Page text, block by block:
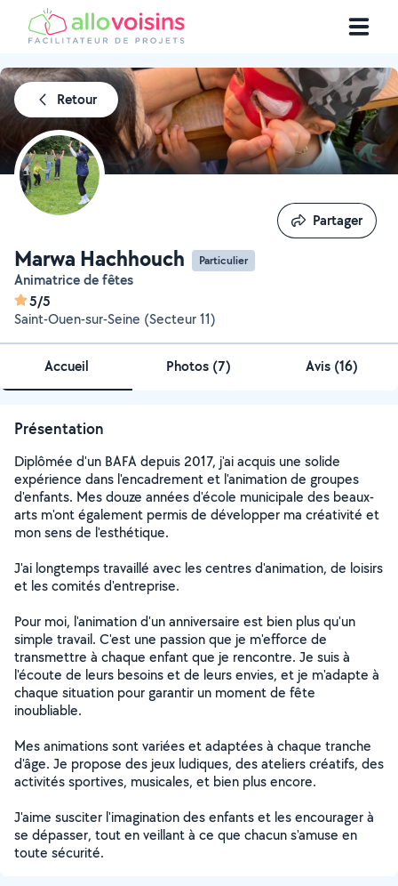
Retour
Marwa Hachhouch Particulier
Animatrice de fêtes
5/5
Saint-Ouen-sur-Seine (Secteur 11)
Partager
Partager
Accueil Photos (7) Avis (16)
Présentation
Diplômée d'un BAFA depuis 2017, j'ai acquis une solide
expérience dans l'encadrement et l'animation de groupes
d'enfants. Mes douze années d'école municipale des beaux-
arts m'ont également permis de développer ma créativité et
mon sens de l'esthétique.
J'ai longtemps travaillé avec les centres d'animation, de loisirs
et les comités d'entreprise.
Pour moi, l'animation d'un anniversaire est bien plus qu'un
simple travail. C'est une passion que je m'efforce de
transmettre à chaque enfant que je rencontre. Je suis à
l'écoute de leurs besoins et de leurs envies, et je m'adapte à
chaque situation pour garantir un moment de fête
inoubliable.
Mes animations sont variées et adaptées à chaque tranche
d'âge. Je propose des jeux ludiques, des ateliers créatifs, des
activités sportives, musicales, et bien plus encore.
J'aime susciter l'imagination des enfants et les encourager à
se dépasser, tout en veillant à ce que chacun s'amuse en
toute sécurité.